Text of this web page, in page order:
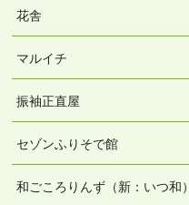
花舎
マルイチ
振袖正直屋
セゾンふりそで館
和ごころりんず（新：いつ和）